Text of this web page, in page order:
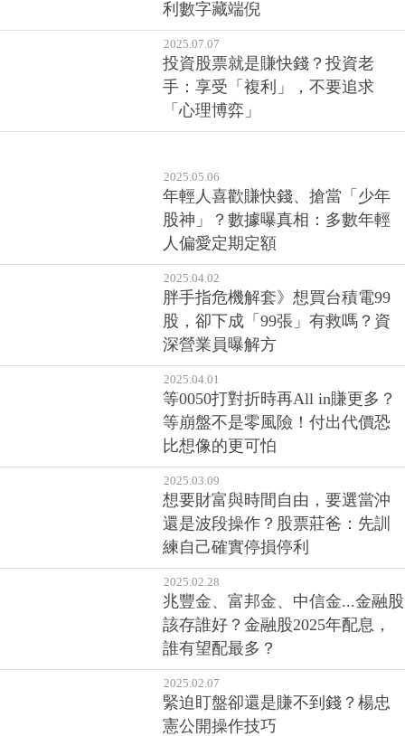
利數字藏端倪
2025.07.07
投資股票就是賺快錢？投資老
手：享受「複利」，不要追求
「心理博弈」
2025.05.06
年輕人喜歡賺快錢、搶當「少年
股神」？數據曝真相：多數年輕
人偏愛定期定額
2025.04.02
胖手指危機解套》想買台積電99
股，卻下成「99張」有救嗎？資
深營業員曝解方
2025.04.01
等0050打對折時再All in賺更多？
等崩盤不是零風險！付出代價恐
比想像的更可怕
2025.03.09
想要財富與時間自由，要選當沖
還是波段操作？股票莊爸：先訓
練自己確實停損停利
2025.02.28
兆豐金、富邦金、中信金...金融股
該存誰好？金融股2025年配息，
誰有望配最多？
2025.02.07
緊迫盯盤卻還是賺不到錢？楊忠
憲公開操作技巧